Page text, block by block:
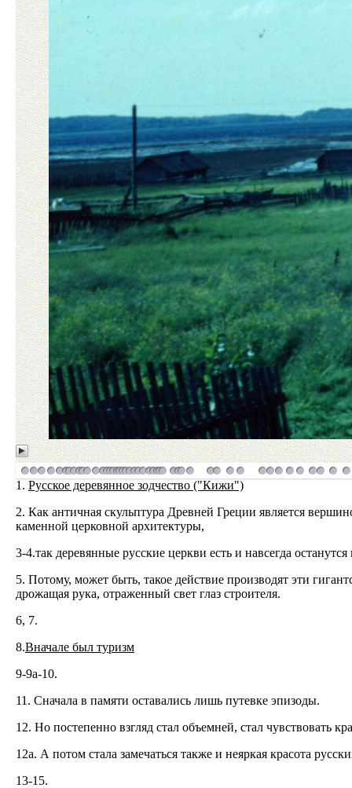
1. Русское деревянное зодчество ("Кижи")
2. Как античная скульптура Древней Греции является
каменной церковной архитектуры,
3-4.так деревянные русские церкви есть и навсегда
5. Потому, может быть, такое действие производят эти
дрожащая рука, отраженный свет глаз строителя.
6, 7.
8.Вначале был туризм
9-9a-10.
11. Сначала в памяти оставались лишь путевке эпизоды.
12. Но постепенно взгляд стал объемней, стал чувствовать
12a. А потом стала замечаться также и неяркая красота
13-15.